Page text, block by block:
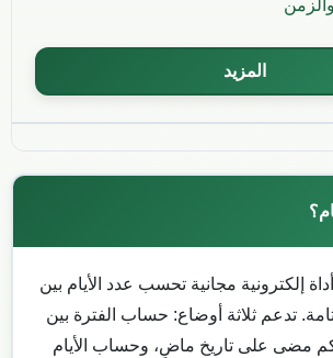
المزيد
إلكترونية مجانية تحسب عدد الأيام بين
تدعم ثلاثة أوضاع: حساب الفترة بين
مضى على تاريخ ماضٍ، وحساب الأيام